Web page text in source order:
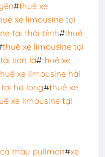
#thuê xe
xe limousine tại
tại thái bình#thuê
thuê xe limousine tại
sơn la#thuê xe
xe limousine hải
hạ long#thuê xe
xe limousine tại
mau pullman#xe